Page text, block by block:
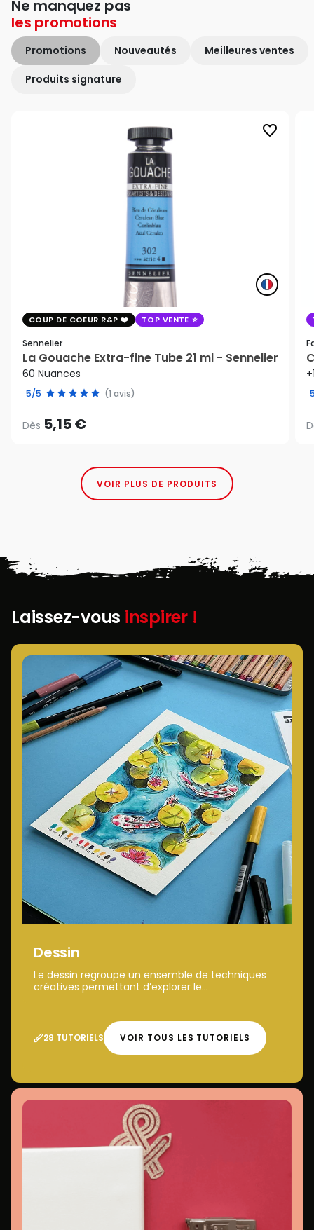
Ne manquez pas
les promotions
Promotions Nouveautés Meilleures ventes
Produits signature
favorite_border
COUP DE COEUR R&P TOP VENTE
Sennelier
La Gouache Extra-fine Tube 21 ml - Sennelier
60 Nuances
5/5 (1 avis)
Dès 5,15 €
VOIR PLUS DE PRODUITS
Laissez-vous inspirer !
Dessin
Le dessin regroupe un ensemble de techniques
créatives permettant d’explorer le...
28 TUTORIELS VOIR TOUS LES TUTORIELS